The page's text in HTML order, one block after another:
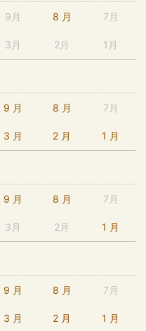
9月 8 月 7月
3月 2月 1月
9 月 8 月 7月
3 月 2 月 1 月
9 月 8 月 7月
3月 2月 1 月
9 月 8 月 7月
3 月 2 月 1 月